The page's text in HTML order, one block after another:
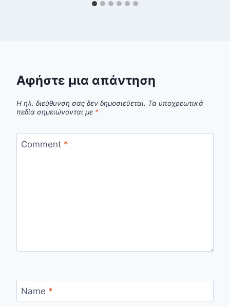
Αφήστε μια απάντηση
Η ηλ. διεύθυνση σας δεν δημοσιεύεται. Τα υποχρεωτικά
πεδία σημειώνονται με *
Comment *
Name *